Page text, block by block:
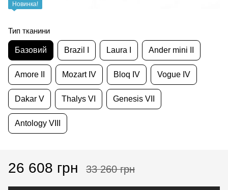
Новинка!
Тип тканини
Базовий Brazil I Laura I Ander mini II
Amore II Mozart IV Bloq IV Vogue IV
Dakar V Thalys VI Genesis VII
Antology VIII
26 608 грн 33 260 грн